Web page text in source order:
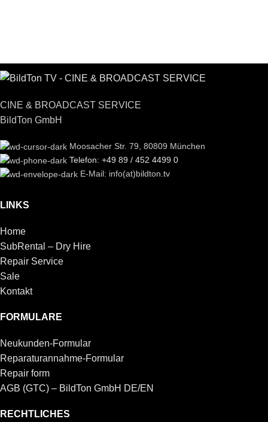
CINE & BROADCAST SERVICE
BildTon GmbH
Moosacher Str. 79, 80809 München
Telefon: +49 89 / 452 4499 0
E-Mail: info(at)bildton.tv
LINKS
Home
SubRental – Dry Hire
Repair Service
Sale
Kontakt
FORMULARE
Neukunden-Formular
Reparaturannahme-Formular
Repair form
AGB (GTC) – BildTon GmbH DE/EN
RECHTLICHES